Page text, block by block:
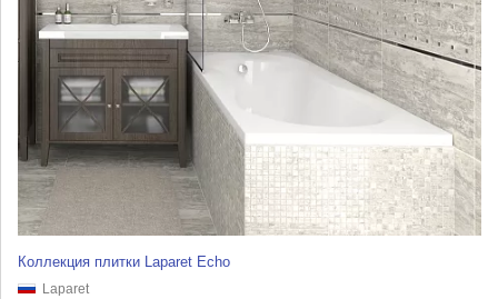
Коллекция плитки Laparet Echo
Laparet